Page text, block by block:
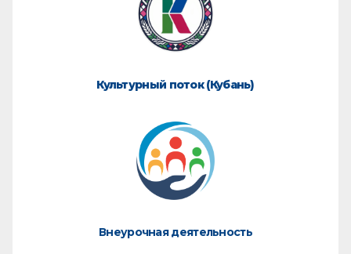
Культурный поток (Кубань)
Внеурочная деятельность